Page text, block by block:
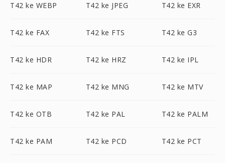
T42 ke WEBP T42 ke JPEG T42 ke EXR
T42 ke FAX T42 ke FTS T42 ke G3
T42 ke HDR T42 ke HRZ T42 ke IPL
T42 ke MAP T42 ke MNG T42 ke MTV
T42 ke OTB T42 ke PAL T42 ke PALM
T42 ke PAM T42 ke PCD T42 ke PCT